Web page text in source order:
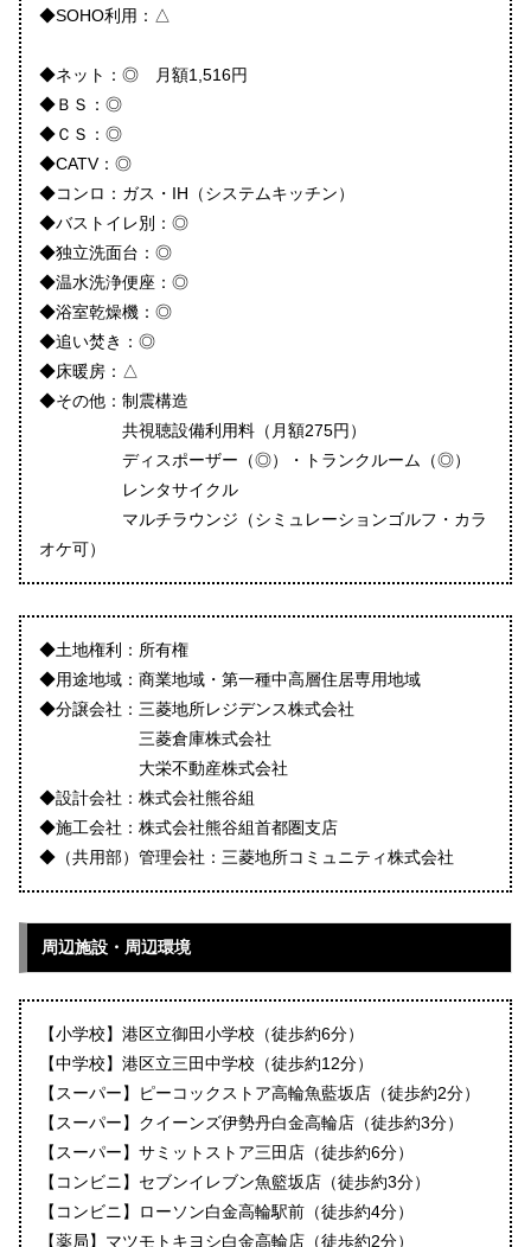
◆SOHO利用：△
◆ネット：◎ 月額1,516円
◆ＢＳ：◎
◆ＣＳ：◎
◆CATV：◎
◆コンロ：ガス・IH（システムキッチン）
◆バストイレ別：◎
◆独立洗面台：◎
◆温水洗浄便座：◎
◆浴室乾燥機：◎
◆追い焚き：◎
◆床暖房：△
◆その他：制震構造
共視聴設備利用料（月額275円）
ディスポーザー（◎）・トランクルーム（◎）
レンタサイクル
マルチラウンジ（シミュレーションゴルフ・カラ
オケ可）
◆土地権利：所有権
◆用途地域：商業地域・第一種中高層住居専用地域
◆分譲会社：三菱地所レジデンス株式会社
三菱倉庫株式会社
大栄不動産株式会社
◆設計会社：株式会社熊谷組
◆施工会社：株式会社熊谷組首都圏支店
◆（共用部）管理会社：三菱地所コミュニティ株式会社
周辺施設・周辺環境
【小学校】港区立御田小学校（徒歩約6分）
【中学校】港区立三田中学校（徒歩約12分）
【スーパー】ピーコックストア高輪魚藍坂店（徒歩約2分）
【スーパー】クイーンズ伊勢丹白金高輪店（徒歩約3分）
【スーパー】サミットストア三田店（徒歩約6分）
【コンビニ】セブンイレブン魚籃坂店（徒歩約3分）
【コンビニ】ローソン白金高輪駅前（徒歩約4分）
【薬局】マツモトキヨシ白金高輪店（徒歩約2分）